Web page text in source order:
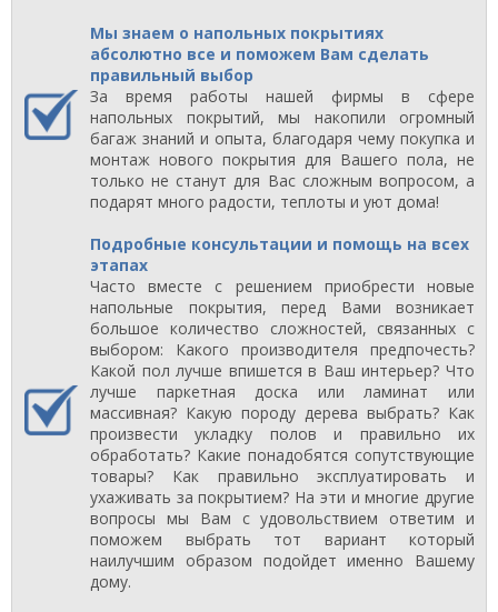
Мы знаем о напольных покрытиях
абсолютно все и поможем Вам сделать
правильный выбор
За время работы нашей фирмы в сфере
напольных покрытий, мы накопили огромный
багаж знаний и опыта, благодаря чему покупка и
монтаж нового покрытия для Вашего пола, не
только не станут для Вас сложным вопросом, а
подарят много радости, теплоты и уют дома!
Подробные консультации и помощь на всех
этапах
Часто вместе с решением приобрести новые
напольные покрытия, перед Вами возникает
большое количество сложностей, связанных с
выбором: Какого производителя предпочесть?
Какой пол лучше впишется в Ваш интерьер? Что
лучше паркетная доска или ламинат или
массивная? Какую породу дерева выбрать? Как
произвести укладку полов и правильно их
обработать? Какие понадобятся сопутствующие
товары? Как правильно эксплуатировать и
ухаживать за покрытием? На эти и многие другие
вопросы мы Вам с удовольствием ответим и
поможем выбрать тот вариант который
наилучшим образом подойдет именно Вашему
дому.